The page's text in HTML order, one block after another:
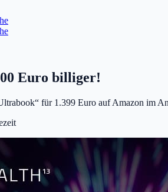
Euro billiger!
für 1.399 Euro auf Amazon im